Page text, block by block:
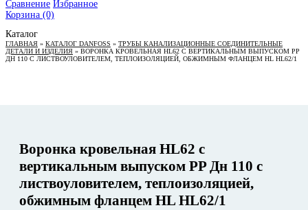
Сравнение Избранное
Корзина (0)
Каталог
ГЛАВНАЯ » КАТАЛОГ DANFOSS » ТРУБЫ КАНАЛИЗАЦИОННЫЕ СОЕДИНИТЕЛЬНЫЕ
ДЕТАЛИ И ИЗДЕЛИЯ » ВОРОНКА КРОВЕЛЬНАЯ HL62 С ВЕРТИКАЛЬНЫМ ВЫПУСКОМ PP
ДН 110 С ЛИСТВОУЛОВИТЕЛЕМ, ТЕПЛОИЗОЛЯЦИЕЙ, ОБЖИМНЫМ ФЛАНЦЕМ HL HL62/1
Воронка кровельная HL62 с
вертикальным выпуском PP Дн 110 с
листвоуловителем, теплоизоляцией,
обжимным фланцем HL HL62/1